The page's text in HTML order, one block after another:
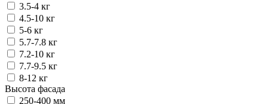
3.5-4 кг
4.5-10 кг
5-6 кг
5.7-7.8 кг
7.2-10 кг
7.7-9.5 кг
8-12 кг
Высота фасада
250-400 мм